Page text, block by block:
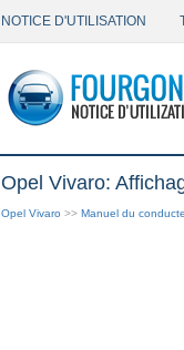
NOTICE D'UTILISATION
Opel Vivaro:
Opel Vivaro >> Manuel du